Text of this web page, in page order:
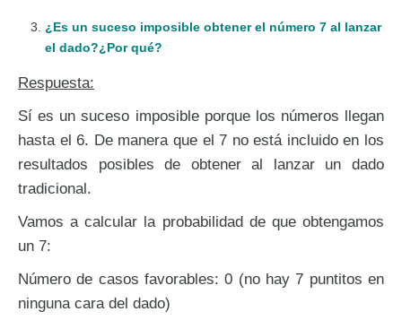
¿Es un suceso imposible obtener el número 7 al lanzar
el dado?¿Por qué?
Respuesta:
Sí es un suceso imposible porque los números llegan
hasta el 6. De manera que el 7 no está incluido en los
resultados posibles de obtener al lanzar un dado
tradicional.
Vamos a calcular la probabilidad de que obtengamos
un 7:
Número de casos favorables: 0 (no hay 7 puntitos en
ninguna cara del dado)